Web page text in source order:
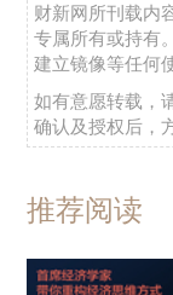
财新网所刊载内
专属所有或持有
建立镜像等任何
如有意愿转载，
确认及授权后，
推荐阅读